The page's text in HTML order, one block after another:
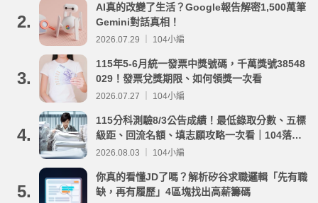
2.
AI真的改變了生活？Google報告解密1,500萬筆
Gemini對話真相！
2026.07.29 ｜ 104小編
3.
115年5-6月統一發票中獎號碼，千萬獎號38548
029！發票兌獎期限、如何領獎一次看
2026.07.27 ｜ 104小編
4.
115分科測驗8/3公告成績！最低錄取分數、五標
級距、回流名額、填志願攻略一次看｜104落點
分析
2026.08.03 ｜ 104小編
5.
你真的看懂JD了嗎？解析矽谷求職邏輯「先有職
缺，再有履歷」4區塊找出高薪籌碼